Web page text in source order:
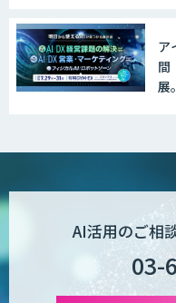
ア
間
展
AI活用のご相
03-